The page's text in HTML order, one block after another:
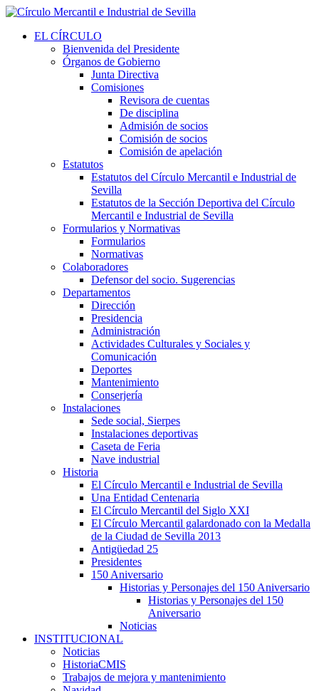
EL CÍRCULO
Bienvenida del Presidente
Órganos de Gobierno
Junta Directiva
Comisiones
Revisora de cuentas
De disciplina
Admisión de socios
Comisión de socios
Comisión de apelación
Estatutos
Estatutos del Círculo Mercantil e Industrial de
Sevilla
Estatutos de la Sección Deportiva del Círculo
Mercantil e Industrial de Sevilla
Formularios y Normativas
Formularios
Normativas
Colaboradores
Defensor del socio. Sugerencias
Departamentos
Dirección
Presidencia
Administración
Actividades Culturales y Sociales y
Comunicación
Deportes
Mantenimiento
Conserjería
Instalaciones
Sede social, Sierpes
Instalaciones deportivas
Caseta de Feria
Nave industrial
Historia
El Círculo Mercantil e Industrial de Sevilla
Una Entidad Centenaria
El Círculo Mercantil del Siglo XXI
El Círculo Mercantil galardonado con la Medalla
de la Ciudad de Sevilla 2013
Antigüedad 25
Presidentes
150 Aniversario
Historias y Personajes del 150 Aniversario
Historias y Personajes del 150
Aniversario
Noticias
INSTITUCIONAL
Noticias
HistoriaCMIS
Trabajos de mejora y mantenimiento